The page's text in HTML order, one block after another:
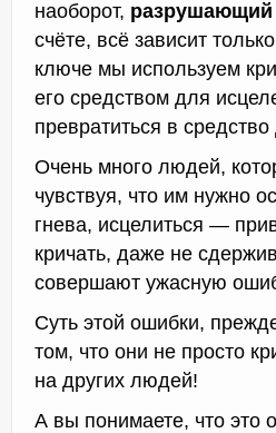
наоборот, разрушающий
счёте, всё зависит
ключе мы используем
его средством для
превратиться в
Очень много людей,
чувствуя, что им нужно
гнева, исцелиться —
кричать, даже не
совершают ужасную
Суть этой ошибки,
том, что они не просто
на других людей!
А вы понимаете, что это